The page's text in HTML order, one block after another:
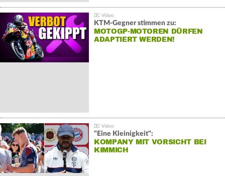
KTM-Gegner stimmen zu:
MOTOGP-MOTOREN DÜRFEN
ADAPTIERT WERDEN!
"Eine Kleinigkeit":
KOMPANY MIT VORSICHT BEI
KIMMICH